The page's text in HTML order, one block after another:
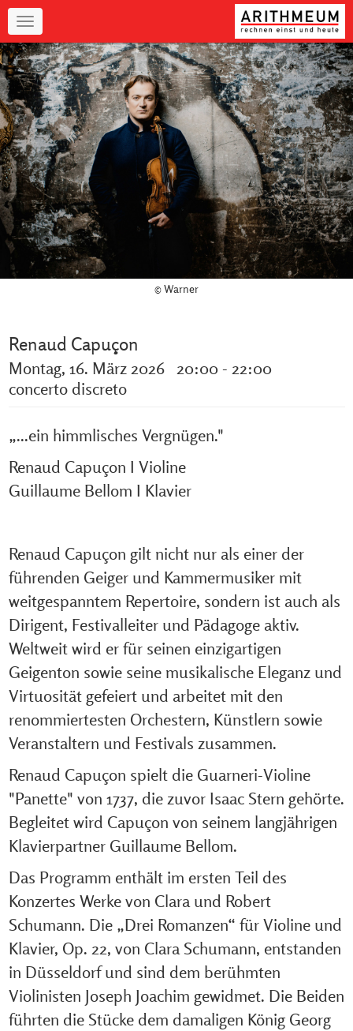
Navigation
© Warner
Renaud Capuçon
Montag, 16. März 2026 20:00 - 22:00
concerto discreto
„...ein himmlisches Vergnügen."
Renaud Capuçon I Violine
Guillaume Bellom I Klavier
Renaud Capuçon gilt nicht nur als einer der
führenden Geiger und Kammermusiker mit
weitgespanntem Repertoire, sondern ist auch als
Dirigent, Festivalleiter und Pädagoge aktiv.
Weltweit wird er für seinen einzigartigen
Geigenton sowie seine musikalische Eleganz und
Virtuosität gefeiert und arbeitet mit den
renommiertesten Orchestern, Künstlern sowie
Veranstaltern und Festivals zusammen.
Renaud Capuçon spielt die Guarneri-Violine
"Panette" von 1737, die zuvor Isaac Stern gehörte.
Begleitet wird Capuçon von seinem langjährigen
Klavierpartner Guillaume Bellom.
Das Programm enthält im ersten Teil des
Konzertes Werke von Clara und Robert
Schumann. Die „Drei Romanzen“ für Violine und
Klavier, Op. 22, von Clara Schumann, entstanden
in Düsseldorf und sind dem berühmten
Violinisten Joseph Joachim gewidmet. Die Beiden
führten die Stücke dem damaligen König Georg